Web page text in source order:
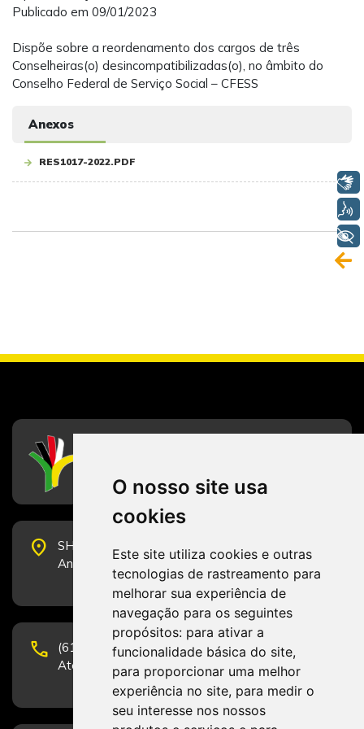
O nosso site usa
cookies
Este site utiliza cookies e outras
tecnologias de rastreamento para
melhorar sua experiência de
navegação para os seguintes
propósitos: para ativar a
funcionalidade básica do site,
para proporcionar uma melhor
experiência no site, para medir o
seu interesse nos nossos
Publicado em 09/01/2023
Dispõe sobre a reordenamento dos cargos de três
Conselheiras(o) desincompatibilizadas(o), no âmbito do
Conselho Federal de Serviço Social – CFESS
Anexos
RES1017-2022.PDF
place
SHS Quadra 6, Bloco E, Complexo Brasil 21, 20º
Andar, Sala 2001 - CEP 70322-915 - Brasília/DF
phone
(61) 3223-1652 e (61) 98131-3801.
Atendimento por telefone em horário comercial
Libras
+ Acessibilidade